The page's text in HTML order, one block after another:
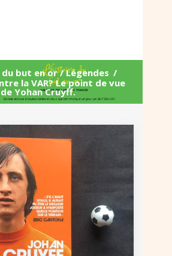
but en or/Légendes /
la VAR? Le point de vue
de Yohan Cruyff.